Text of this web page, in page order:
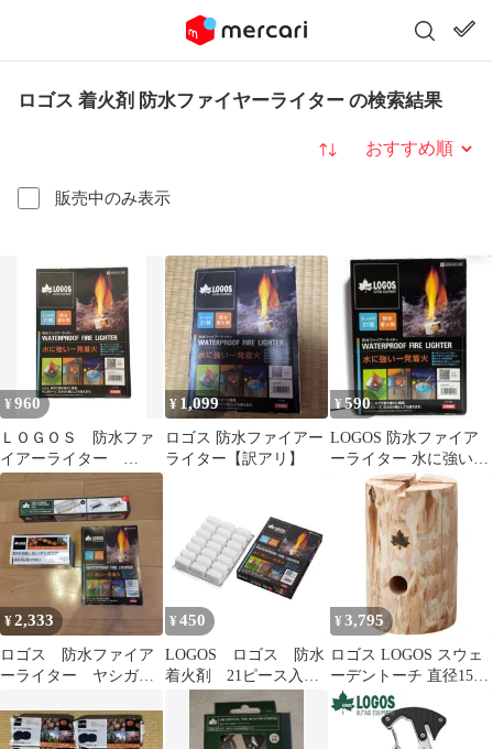
ロゴス 着火剤 防水ファイヤーライター の検索結果
販売中のみ表示
並び替え
¥960
ＬＯＧＯＳ 防水ファ
イアーライター
「4981325024543」
¥ 1,099
ロゴス 防水ファイアー
ライター【訳アリ】
¥590
LOGOS 防水ファイア
ーライター 水に強い一
発着火 [訳あり]
¥2,333
ロゴス 防水ファイア
ーライター ヤシガラ
ト
¥ 450
LOGOS ロゴス 防水
着火剤 21ピース入
り 83010000
¥ 3,795
ロゴス LOGOS スウェ
ーデントーチ 直径15～
18×高さ30cm #83101351
新品 未使用